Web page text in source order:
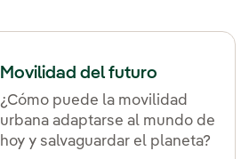
Movilidad del futuro
¿Cómo puede la movilidad
urbana adaptarse al mundo de
hoy y salvaguardar el planeta?